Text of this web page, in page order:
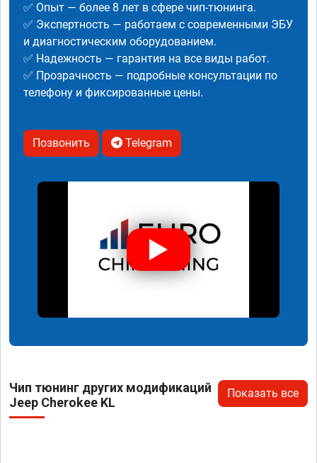
✅ Опыт — более 8 лет в сфере чип-тюнинга.
✅ Экспертность — работаем с современными ЭБУ
и диагностическим оборудованием.
✅ Надежность — гарантия на все виды работ.
✅ Прозрачность — подробные консультации по
телефону и фиксированные цены.
Позвонить Telegram
Чип тюнинг других модификаций
Jeep Cherokee KL
Показать все